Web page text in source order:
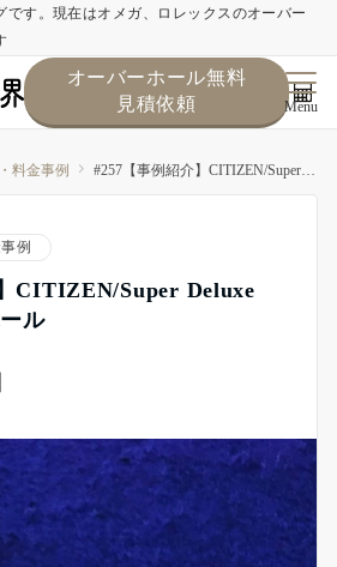
です。現在はオメガ、ロレックスのオーバー
オーバーホール無料
見積依頼
Menu
料金事例 #257【事例紹介】CITIZEN/Super Deluxe Date/オーバーホール
例
CITIZEN/Super Deluxe
ル